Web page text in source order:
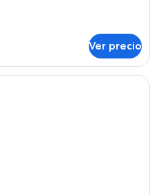
Ver precio
Habitación de hotel con una cama